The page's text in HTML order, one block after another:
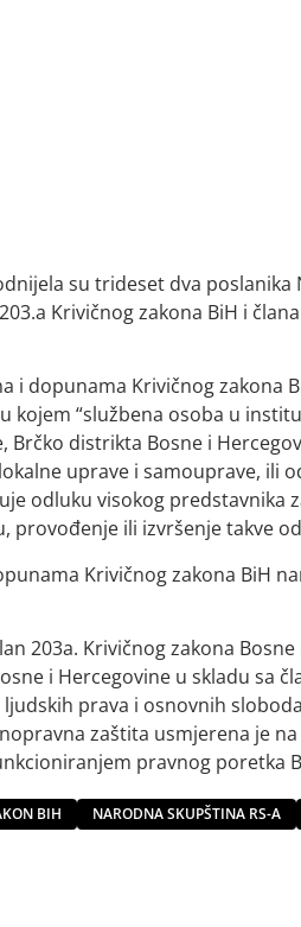
su trideset dva
Krivičnog zakona BiH i
i dopunama Krivičnog zakona
kojem “službena osoba u
Brčko distrikta Bosne i
uprave i samouprave, ili
odluku visokog predstavnika
provođenje ili izvršenje takve
Krivičnog zakona BiH
203a. Krivičnog zakona
i Hercegovine u skladu sa
ljudskih prava i osnovnih
zaštita usmjerena je
pravnog poretka
BIH NARODNA SKUPŠTINA RS-A